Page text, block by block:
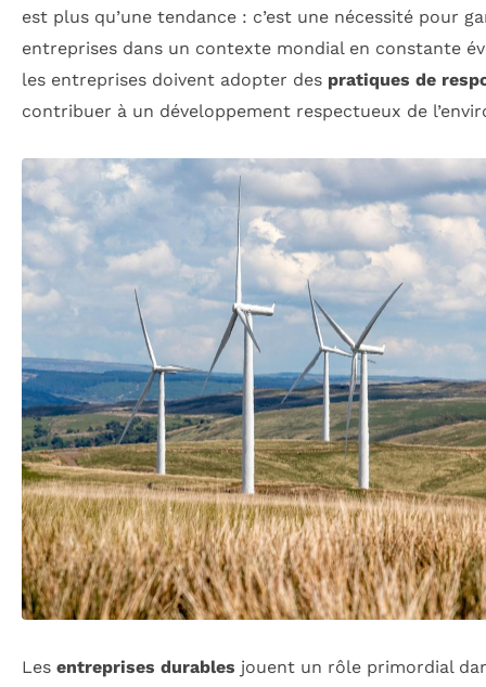
est plus qu’une tendance : c’est une nécessité pour
entreprises dans un contexte mondial en constante
les entreprises doivent adopter des pratiques de
contribuer à un développement respectueux de
Les entreprises durables jouent un rôle primordial